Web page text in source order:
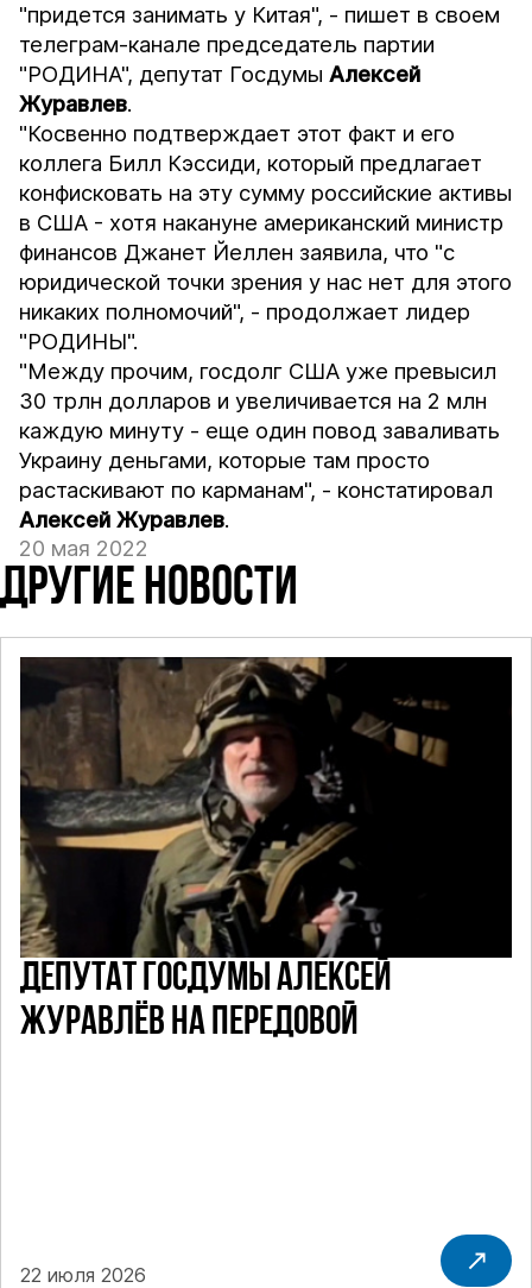
"придется занимать у Китая", - пишет в своем
телеграм-канале председатель партии
"РОДИНА", депутат ГосдумыАлексей
Журавлев.
"Косвенно подтверждает этот факт и его
коллега Билл Кэссиди, который предлагает
конфисковать на эту сумму российские активы
в США - хотя накануне американский министр
финансов Джанет Йеллен заявила, что "с
юридической точки зрения у нас нет для этого
никаких полномочий", - продолжает лидер
"РОДИНЫ".
"Между прочим, госдолг США уже превысил
30 трлн долларов и увеличивается на 2 млн
каждую минуту - еще один повод заваливать
Украину деньгами, которые там просто
растаскивают по карманам", - констатировал
Алексей Журавлев.
20 мая 2022
ДРУГИЕ НОВОСТИ
ДЕПУТАТ ГОСДУМЫ АЛЕКСЕЙ
ЖУРАВЛЁВ НА ПЕРЕДОВОЙ
22 июля 2026